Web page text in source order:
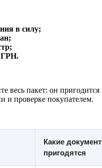
в силу;
весь пакет: он пригодится
и проверке покупателем.
Какие
пригодятся